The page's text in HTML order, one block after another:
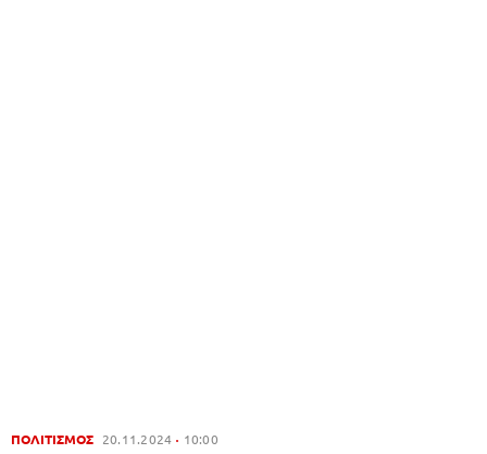
ΠΟΛΙΤΙΣΜΟΣ 20.11.2024 10:00